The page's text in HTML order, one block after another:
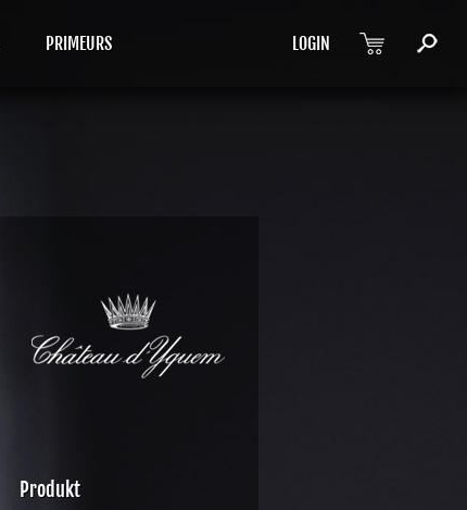
LOGIN
PRIMEURS
Produkt